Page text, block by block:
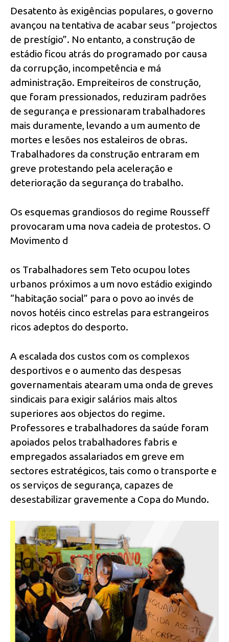
Desatento às exigências populares, o governo
avançou na tentativa de acabar seus “projectos
de prestígio”. No entanto, a construção de
estádio ficou atrás do programado por causa
da corrupção, incompetência e má
administração. Empreiteiros de construção,
que foram pressionados, reduziram padrões
de segurança e pressionaram trabalhadores
mais duramente, levando a um aumento de
mortes e lesões nos estaleiros de obras.
Trabalhadores da construção entraram em
greve protestando pela aceleração e
deterioração da segurança do trabalho.
Os esquemas grandiosos do regime Rousseff
provocaram uma nova cadeia de protestos. O
Movimento d
os Trabalhadores sem Teto ocupou lotes
urbanos próximos a um novo estádio exigindo
“habitação social” para o povo ao invés de
novos hotéis cinco estrelas para estrangeiros
ricos adeptos do desporto.
A escalada dos custos com os complexos
desportivos e o aumento das despesas
governamentais atearam uma onda de greves
sindicais para exigir salários mais altos
superiores aos objectos do regime.
Professores e trabalhadores da saúde foram
apoiados pelos trabalhadores fabris e
empregados assalariados em greve em
sectores estratégicos, tais como o transporte e
os serviços de segurança, capazes de
desestabilizar gravemente a Copa do Mundo.